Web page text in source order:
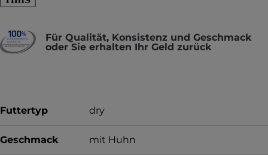
Für Qualität, Konsistenz und Geschmack
oder Sie erhalten Ihr Geld zurück
Futtertyp dry
Geschmack mit Huhn